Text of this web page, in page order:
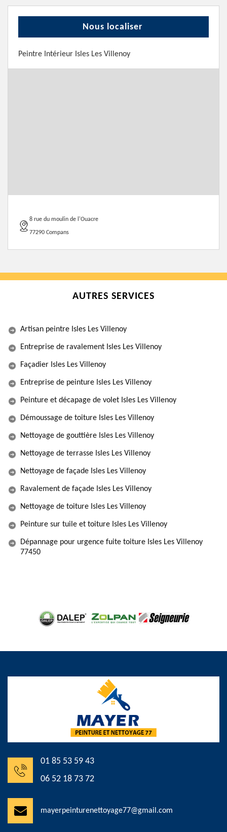
Nous localiser
Peintre Intérieur Isles Les Villenoy
8 rue du moulin de l'Ouacre
77290 Compans
AUTRES SERVICES
Artisan peintre Isles Les Villenoy
Entreprise de ravalement Isles Les Villenoy
Façadier Isles Les Villenoy
Entreprise de peinture Isles Les Villenoy
Peinture et décapage de volet Isles Les Villenoy
Démoussage de toiture Isles Les Villenoy
Nettoyage de gouttière Isles Les Villenoy
Nettoyage de terrasse Isles Les Villenoy
Nettoyage de façade Isles Les Villenoy
Ravalement de façade Isles Les Villenoy
Nettoyage de toiture Isles Les Villenoy
Peinture sur tuile et toiture Isles Les Villenoy
Dépannage pour urgence fuite toiture Isles Les Villenoy
77450
01 85 53 59 43
06 52 18 73 72
mayerpeinturenettoyage77@gmail.com